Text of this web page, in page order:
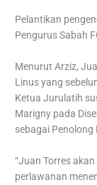
Pelantikan
Pengurus Sabah
Menurut Arziz,
Linus yang
Ketua Jurulatih
Marigny pada
sebagai
“Juan Torres
perlawanan